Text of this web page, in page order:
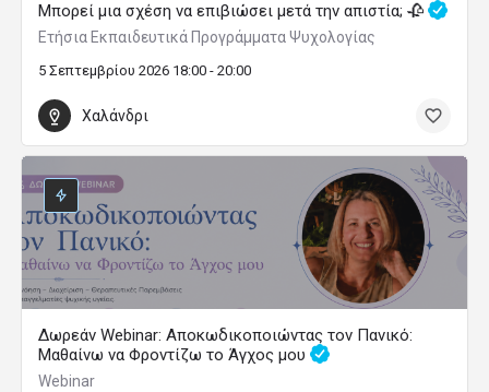
Μπορεί μια σχέση να επιβιώσει μετά την απιστία; 🥀
Ετήσια Εκπαιδευτικά Προγράμματα Ψυχολογίας
5 Σεπτεμβρίου 2026 18:00 - 20:00
Χαλάνδρι
Δωρεάν Webinar: Αποκωδικοποιώντας τον Πανικό:
Μαθαίνω να Φροντίζω το Άγχος μου
Webinar